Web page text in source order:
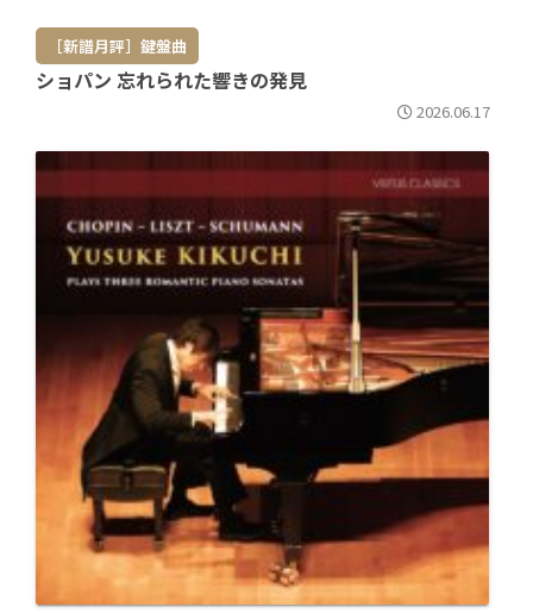
［新譜月評］鍵盤曲
ショパン 忘れられた響きの発見
2026.06.17